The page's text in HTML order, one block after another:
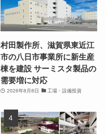
村田製作所、滋賀県東近江
市の八日市事業所に新生産
棟を建設 サーミスタ製品の
需要増に対応
2026年8月8日 工場・設備投資